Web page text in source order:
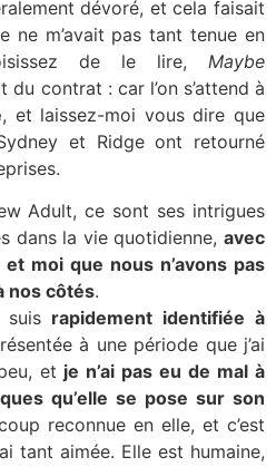
dévoré, et cela faisait
ne m’avait pas tant tenue en
de le lire, Maybe
du contrat : car l’on s’attend à
, et laissez-moi vous dire que
et Ridge ont retourné
Adult, ce sont ses intrigues
dans la vie quotidienne, avec
moi que nous n’avons pas
nos côtés.
rapidement identifiée à
à une période que j’ai
et je n’ai pas eu de mal à
qu’elle se pose sur son
reconnue en elle, et c’est
tant aimée. Elle est humaine,